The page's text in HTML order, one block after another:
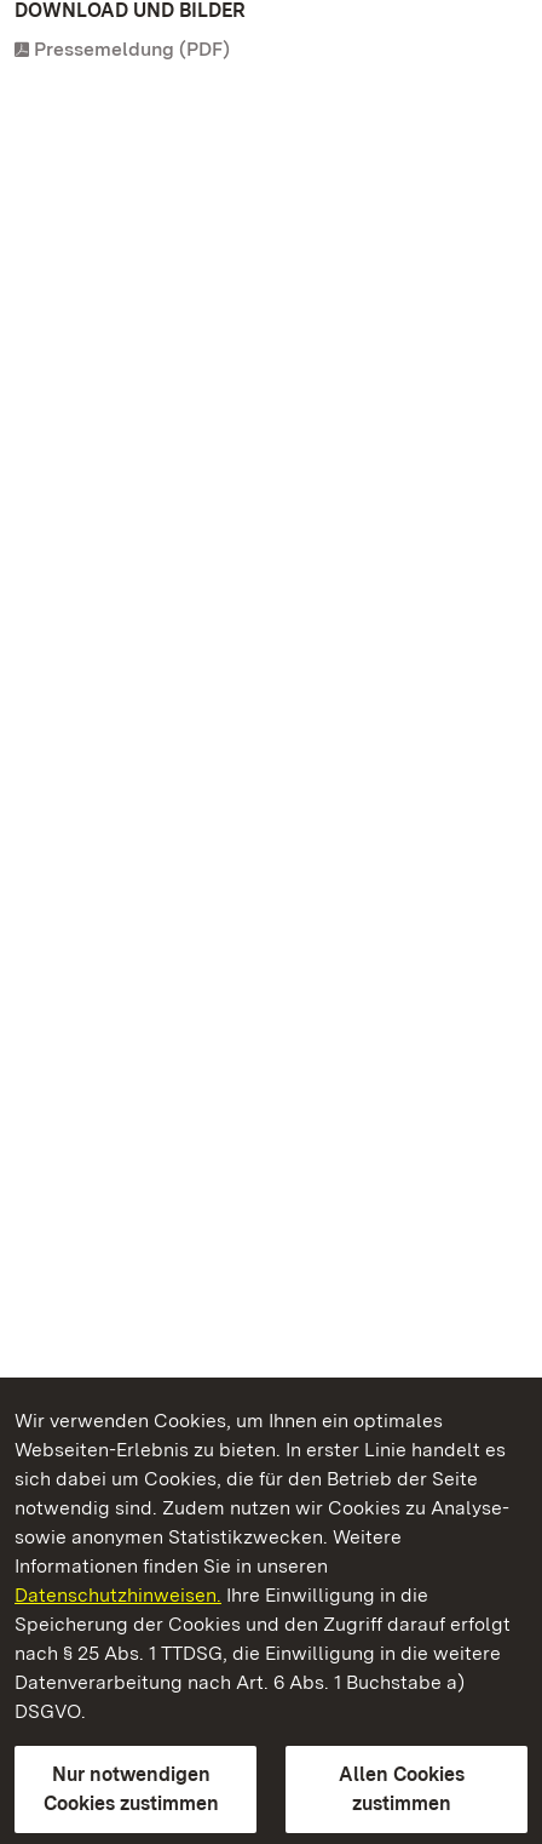
Wir verwenden Cookies, um Ihnen ein optimales
Webseiten-Erlebnis zu bieten. In erster Linie handelt es
sich dabei um Cookies, die für den Betrieb der Seite
notwendig sind. Zudem nutzen wir Cookies zu Analyse-
sowie anonymen Statistikzwecken. Weitere
Informationen finden Sie in unseren
Datenschutzhinweisen. Ihre Einwilligung in die
Speicherung der Cookies und den Zugriff darauf erfolgt
nach § 25 Abs. 1 TTDSG, die Einwilligung in die weitere
Datenverarbeitung nach Art. 6 Abs. 1 Buchstabe a)
DSGVO.
Nur notwendigen
Cookies zustimmen
Allen Cookies
zustimmen
DOWNLOAD UND BILDER
Pressemeldung (PDF)
Kommen. Staunen. Genießen.
Schloss Solitude
Staatliche Schlösser und Gärten Baden-Württemberg
Kontakt
GebärdenspracheLeichte Sprache
Erklärung zur Barrierefreiheit
BITV-konform (geprüfte Seiten)